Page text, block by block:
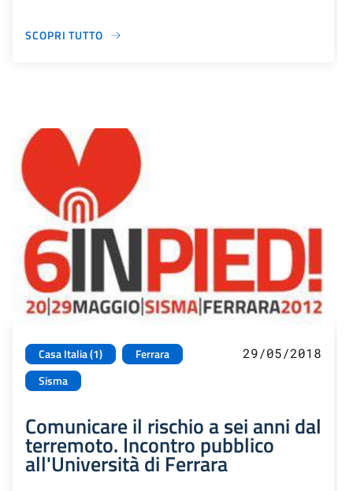
SCOPRI TUTTO
Casa Italia (1)
Ferrara
Sisma
29/05/2018
Comunicare il rischio a sei anni dal
terremoto. Incontro pubblico
all'Università di Ferrara